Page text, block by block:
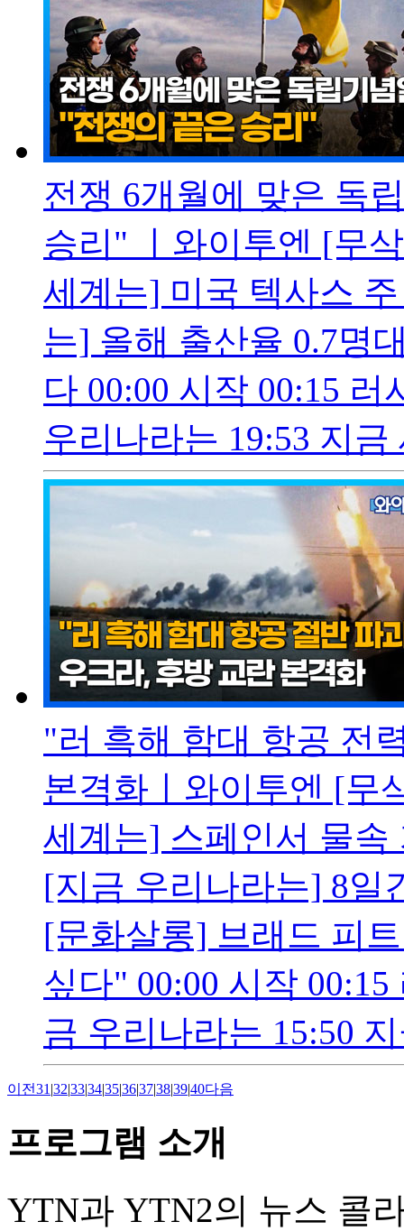
전쟁 6개월에 맞은 독
승리" ㅣ와이투엔 [무
세계는] 미국 텍사스
는] 올해 출산율 0.7명
다 00:00 시작 00:15
우리나라는 19:53 지금
"러 흑해 함대 항공 전
본격화ㅣ와이투엔 [무
세계는] 스페인서 물속
[지금 우리나라는] 8일
[문화살롱] 브래드 피
싶다" 00:00 시작
금 우리나라는 15:50
이전31 |32|33|34|35|36|37|38|39|40다음
프로그램 소개
YTN과 YTN2의 뉴스 콜